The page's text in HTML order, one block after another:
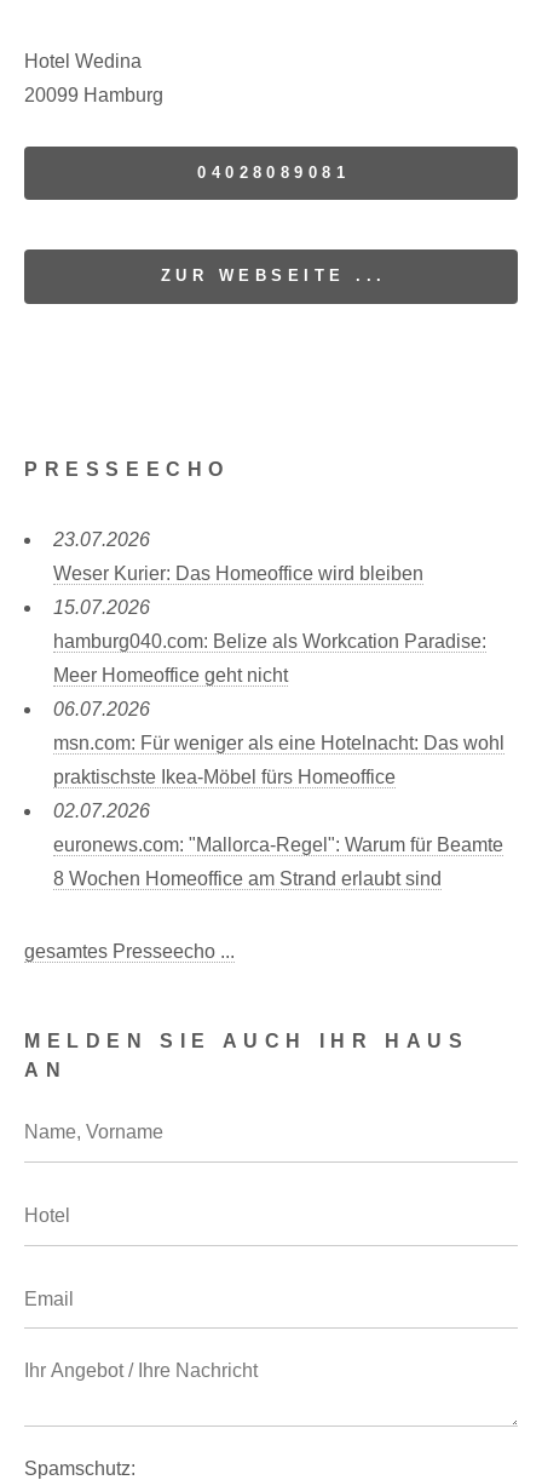
Hotel Wedina
20099 Hamburg
04028089081
ZUR WEBSEITE ...
MELDEN SIE AUCH IHR HAUS
AN
Spamschutz:
PRESSEECHO
23.07.2026
Weser Kurier: Das Homeoffice wird bleiben
15.07.2026
hamburg040.com: Belize als Workcation Paradise:
Meer Homeoffice geht nicht
06.07.2026
msn.com: Für weniger als eine Hotelnacht: Das wohl
praktischste Ikea-Möbel fürs Homeoffice
02.07.2026
euronews.com: "Mallorca-Regel": Warum für Beamte
8 Wochen Homeoffice am Strand erlaubt sind
gesamtes Presseecho ...